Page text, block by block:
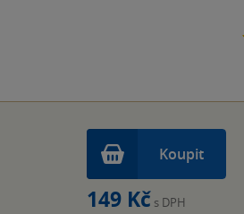
Koupit
149 Kč s DPH